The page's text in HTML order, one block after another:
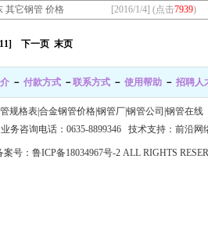
其它钢管 价格 [2016/1/4] (点击7939)
下一页 末页
－ 付款方式 －联系方式 － 使用帮助 － 招聘人
规格表|合金钢管价格|钢管厂|钢管公司 钢管在线
务咨询电话：0635-8899346 技术支持：前沿网
号： 鲁ICP备18034967号-2ALL RIGHTS